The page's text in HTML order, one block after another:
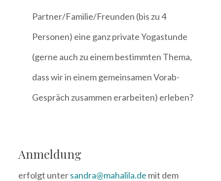
Partner/Familie/Freunden (bis zu 4
Personen) eine ganz private Yogastunde
(gerne auch zu einem bestimmten Thema,
dass wir in einem gemeinsamen Vorab-
Gespräch zusammen erarbeiten) erleben?
Anmeldung
erfolgt untersandra@mahalila.de mit dem